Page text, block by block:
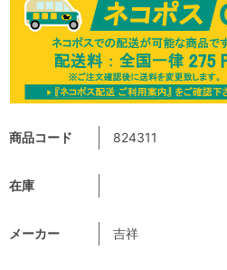
商品コード 824311
在庫
メーカー 吉祥